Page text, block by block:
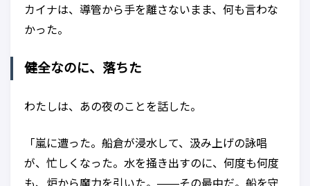
カイナは、導管から手を離さないまま、何も言わな
かった。
健全なのに、落ちた
わたしは、あの夜のことを話した。
「嵐に遭った。船倉が浸水して、汲み上げの詠唱
が、忙しくなった。水を掻き出すのに、何度も何度
も、炉から魔力を引いた。——その最中だ。船を守